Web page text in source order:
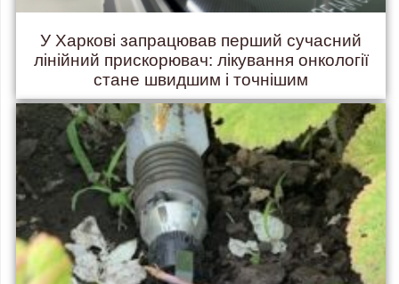
У Харкові запрацював перший сучасний
лінійний прискорювач: лікування онкології
стане швидшим і точнішим